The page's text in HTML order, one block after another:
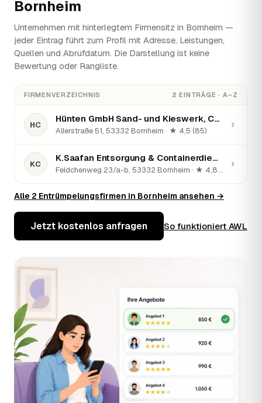
Bornheim
Unternehmen mit hinterlegtem Firmensitz in Bornheim —
jeder Eintrag führt zum Profil mit Adresse, Leistungen,
Quellen und Abrufdatum. Die Darstellung ist keine
Bewertung oder Rangliste.
FIRMENVERZEICHNIS 2 EINTRÄGE · A–Z
HC
Hünten GmbH Sand- und Kieswerk, Containerdienst
Allerstraße 51, 53332 Bornheim · ★ 4,5 (85)
›
KC
K.Saafan Entsorgung & Containerdienst
Feldchenweg 23/a-b, 53332 Bornheim · ★ 4,8 (24)
›
Alle 2 Entrümpelungsfirmen in Bornheim ansehen →
Jetzt kostenlos anfragen So funktioniert AWL